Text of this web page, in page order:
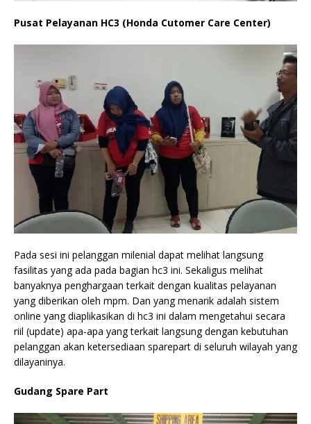
Pusat Pelayanan HC3 (Honda Cutomer Care Center)
Pada sesi ini pelanggan milenial dapat melihat langsung
fasilitas yang ada pada bagian hc3 ini. Sekaligus melihat
banyaknya penghargaan terkait dengan kualitas pelayanan
yang diberikan oleh mpm. Dan yang menarik adalah sistem
online yang diaplikasikan di hc3 ini dalam mengetahui secara
riil (update) apa-apa yang terkait langsung dengan kebutuhan
pelanggan akan ketersediaan sparepart di seluruh wilayah yang
dilayaninya.
Gudang Spare Part